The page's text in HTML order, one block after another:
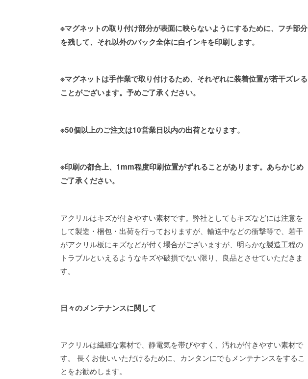
※マグネットの取り付け部分が表面に映らないようにするために、フチ部分
を残して、それ以外のバック全体に白インキを印刷します。
※マグネットは手作業で取り付けるため、それぞれに装着位置が若干ズレる
ことがございます。予めご了承ください。
※50個以上のご注文は10営業日以内の出荷となります。
※印刷の都合上、1mm程度印刷位置がずれることがあります。あらかじめ
ご了承ください。
アクリルはキズが付きやすい素材です。弊社としてもキズなどには注意を
して製造・梱包・出荷を行っておりますが、輸送中などの衝撃等で、若干
がアクリル板にキズなどが付く場合がございますが、明らかな製造工程の
トラブルといえるようなキズや破損でない限り、良品とさせていただきま
す。
日々のメンテナンスに関して
アクリルは繊細な素材で、静電気を帯びやすく、汚れが付きやすい素材で
す。 長くお使いいただけるために、カンタンにでもメンテナンスをするこ
とをお勧めします。